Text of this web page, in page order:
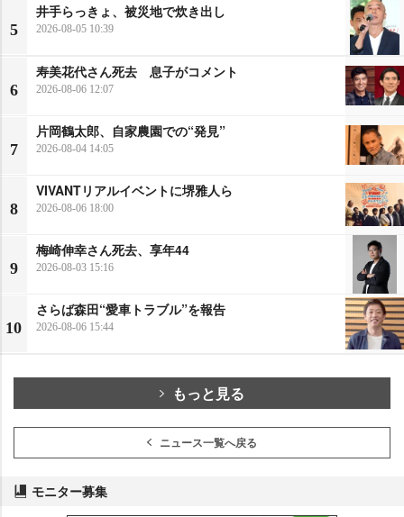
5
井手らっきょ、被災地で炊き出し
2026-08-05 10:39
6
寿美花代さん死去 息子がコメント
2026-08-06 12:07
7
片岡鶴太郎、自家農園での“発見”
2026-08-04 14:05
8
VIVANTリアルイベントに堺雅人ら
2026-08-06 18:00
9
梅崎伸幸さん死去、享年44
2026-08-03 15:16
10
さらば森田“愛車トラブル”を報告
2026-08-06 15:44
もっと見る
ニュース一覧へ戻る
モニター募集